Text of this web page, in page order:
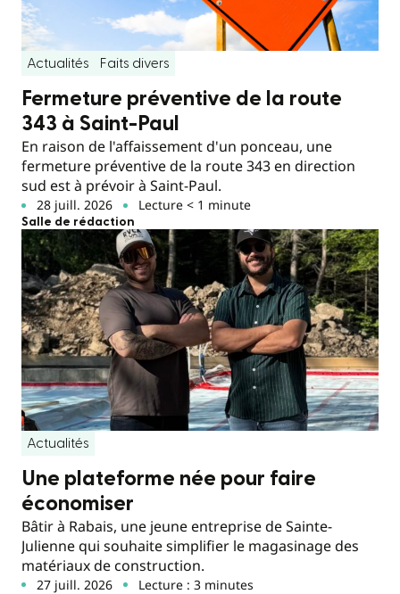
Actualités Faits divers
Fermeture préventive de la route
343 à Saint-Paul
En raison de l'affaissement d'un ponceau, une
fermeture préventive de la route 343 en direction
sud est à prévoir à Saint-Paul.
28 juill. 2026 Lecture < 1 minute
Salle de rédaction
Actualités
Une plateforme née pour faire
économiser
Bâtir à Rabais, une jeune entreprise de Sainte-
Julienne qui souhaite simplifier le magasinage des
matériaux de construction.
27 juill. 2026 Lecture : 3 minutes